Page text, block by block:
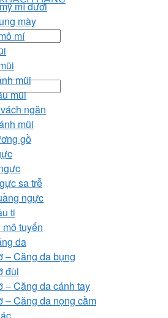
mí dưới
mày
mí
mũi
mũi
ngăn
mũi
gồ
sa trễ
ngực
ti
tuyến
da
– Căng da bụng
đùi
– Căng da cánh tay
– Căng da nọng cằm